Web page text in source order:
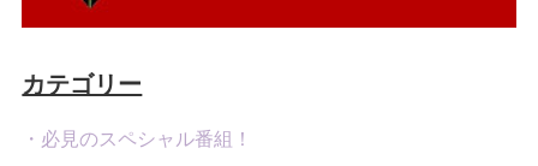
カテゴリー
・必見のスペシャル番組！